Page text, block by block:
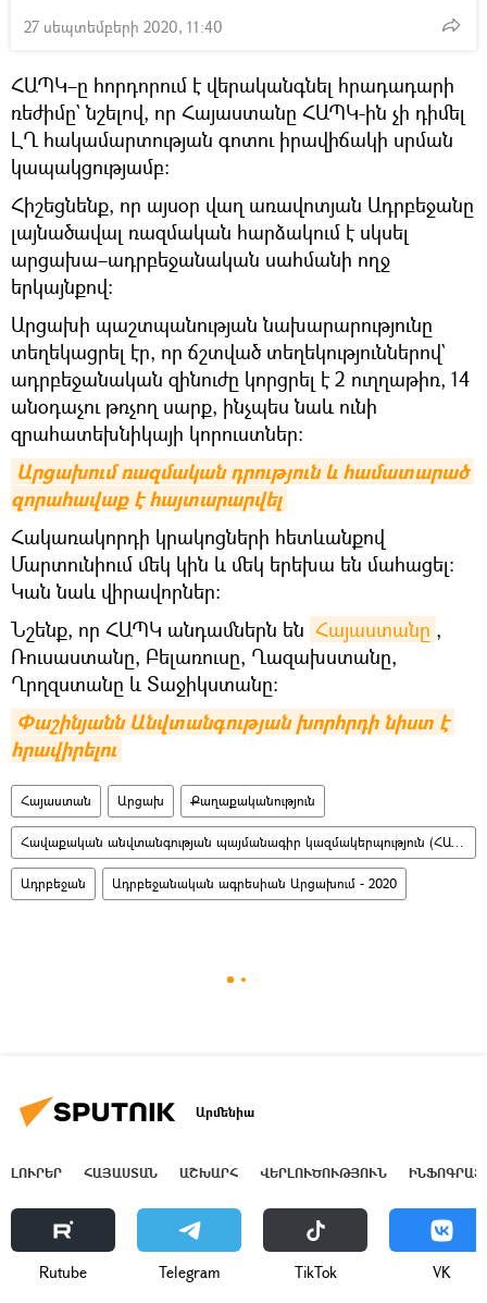
27 սեպտեմբերի 2020, 11:40
ՀԱՊԿ–ը հորդորում է վերականգնել հրադադարի
ռեժիմը` նշելով, որ Հայաստանը ՀԱՊԿ-ին չի դիմել
ԼՂ հակամարտության գոտու իրավիճակի սրման
կապակցությամբ։
Հիշեցնենք, որ այսօր վաղ առավոտյան Ադրբեջանը
լայնածավալ ռազմական հարձակում է սկսել
արցախա–ադրբեջանական սահմանի ողջ
երկայնքով:
Արցախի պաշտպանության նախարարությունը
տեղեկացրել էր, որ ճշտված տեղեկություններով`
ադրբեջանական զինուժը կորցրել է 2 ուղղաթիռ, 14
անօդաչու թռչող սարք, ինչպես նաև ունի
զրահատեխնիկայի կորուստներ:
Արցախում ռազմական դրություն և համատարած
զորահավաք է հայտարարվել
Հակառակորդի կրակոցների հետևանքով
Մարտունիում մեկ կին և մեկ երեխա են մահացել։
Կան նաև վիրավորներ։
Նշենք, որ ՀԱՊԿ անդամներն են Հայաստանը ,
Ռուսաստանը, Բելառուսը, Ղազախստանը,
Ղրղզստանը և Տաջիկստանը։
Փաշինյանն Անվտանգության խորհրդի նիստ է
հրավիրելու
Հայաստան Արցախ Քաղաքականություն
Հավաքական անվտանգության պայմանագիր կազմակերպություն (ՀԱՊԿ)
Ադրբեջան Ադրբեջանական ագրեսիան Արցախում - 2020
Արմենիա
ԼՈՒՐԵՐ ՀԱՅԱՍՏԱՆ ԱՇԽԱՐՀ ՎԵՐԼՈՒԾՈՒԹՅՈՒՆ
Rutube Telegram ТikТоk VK